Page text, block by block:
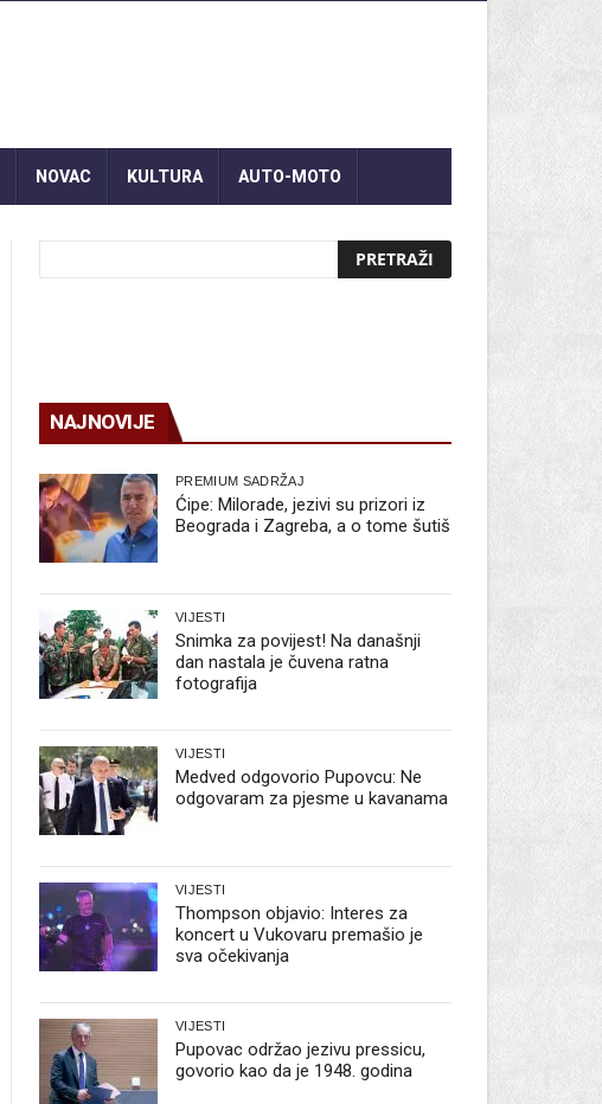
NOVAC KULTURA AUTO-MOTO
NAJNOVIJE
PREMIUM SADRŽAJ
Ćipe: Milorade, jezivi su prizori iz
Beograda i Zagreba, a o tome šutiš
VIJESTI
Snimka za povijest! Na današnji
dan nastala je čuvena ratna
fotografija
VIJESTI
Medved odgovorio Pupovcu: Ne
odgovaram za pjesme u kavanama
VIJESTI
Thompson objavio: Interes za
koncert u Vukovaru premašio je
sva očekivanja
VIJESTI
Pupovac održao jezivu pressicu,
govorio kao da je 1948. godina